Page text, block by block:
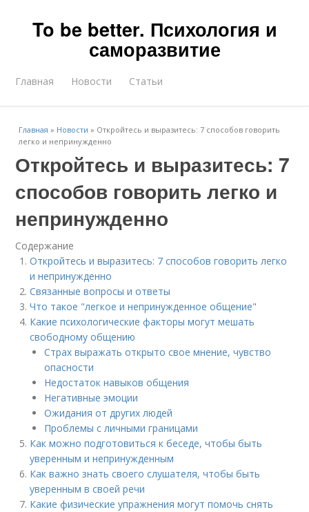
To be better. Психология и
саморазвитие
Главная Новости Статьи
Главная » Новости » Откройтесь и выразитесь: 7 способов говорить
легко и непринужденно
Откройтесь и выразитесь: 7
способов говорить легко и
непринужденно
Содержание
Откройтесь и выразитесь: 7 способов говорить легко
и непринужденно
Связанные вопросы и ответы
Что такое "легкое и непринужденное общение"
Какие психологические факторы могут мешать
свободному общению
Страх выражать открыто свое мнение, чувство
опасности
Недостаток навыков общения
Негативные эмоции
Ожидания от других людей
Проблемы с личными границами
Как можно подготовиться к беседе, чтобы быть
уверенным и непринужденным
Как важно знать своего слушателя, чтобы быть
уверенным в своей речи
Какие физические упражнения могут помочь снять